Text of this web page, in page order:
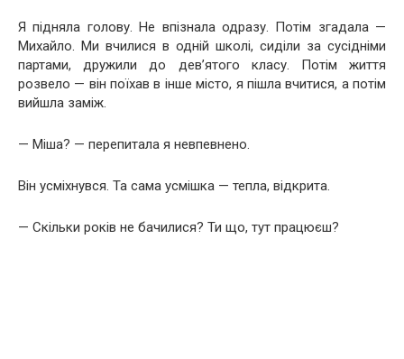
Я підняла голову. Не впізнала одразу. Потім згадала —
Михайло. Ми вчилися в одній школі, сиділи за сусідніми
партами, дружили до дев’ятого класу. Потім життя
розвело — він поїхав в інше місто, я пішла вчитися, а потім
вийшла заміж.
— Міша? — перепитала я невпевнено.
Він усміхнувся. Та сама усмішка — тепла, відкрита.
— Скільки років не бачилися? Ти що, тут працюєш?